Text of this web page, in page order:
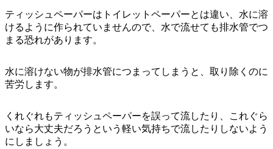
ティッシュペーパーはトイレットペーパーとは違い、水に溶
けるように作られていませんので、 水で流せても排水管でつ
まる恐れがあります。
水に溶けない物が排水管につまってしまうと、取り除くのに
苦労します。
くれぐれもティッシュペーパーを誤って流したり、これぐら
いなら大丈夫だろうという軽い気持ちで流したりしないよう
にしましょう。